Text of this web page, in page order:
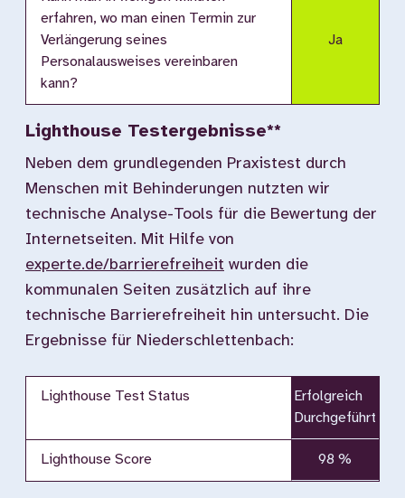
erfahren, wo man einen Termin zur
Verlängerung seines
Personalausweises vereinbaren
kann?
Ja
Lighthouse Testergebnisse**
Neben dem grundlegenden Praxistest durch
Menschen mit Behinderungen nutzten wir
technische Analyse-Tools für die Bewertung der
Internetseiten. Mit Hilfe von
experte.de/barrierefreiheit wurden die
kommunalen Seiten zusätzlich auf ihre
technische Barrierefreiheit hin untersucht. Die
Ergebnisse für Niederschlettenbach:
Lighthouse Test Status
Erfolgreich
Durchgeführt
Lighthouse Score 98 %